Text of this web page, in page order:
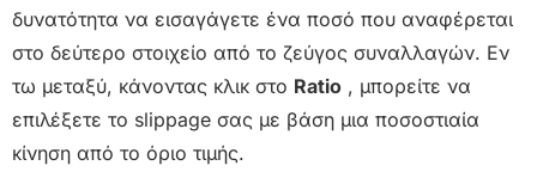
δυνατότητα να εισαγάγετε ένα ποσό που αναφέρεται
στο δεύτερο στοιχείο από το ζεύγος συναλλαγών. Εν
τω μεταξύ, κάνοντας κλικ στο Ratio , μπορείτε να
επιλέξετε το slippage σας με βάση μια ποσοστιαία
κίνηση από το όριο τιμής.